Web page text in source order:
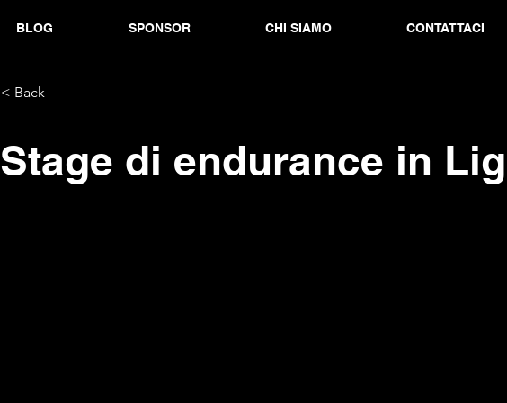
BLOG SPONSOR CHI SIAMO CONTATTACI
< Back
Stage di endurance in